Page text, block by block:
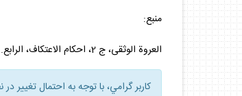
منبع:
العروة الوثقى، ج 2، احكام الاعتكاف، الرابع.
كاربر گرامي، با توجه به احتمال تغيير